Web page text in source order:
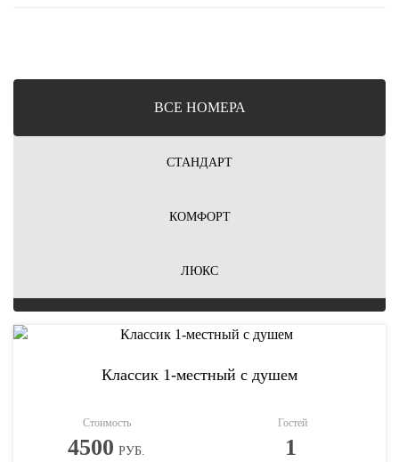
ВCЕ НОМЕРА
СТАНДАРТ
КОМФОРТ
ЛЮКС
Классик 1-местный с душем
Стоимость
4500 РУБ.
Гостей
1